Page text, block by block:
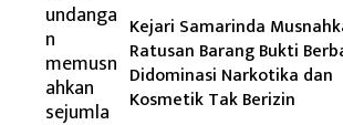
Kejari Samarinda
Ratusan Barang Bukti
Didominasi Narkotika dan
Kosmetik Tak Berizin